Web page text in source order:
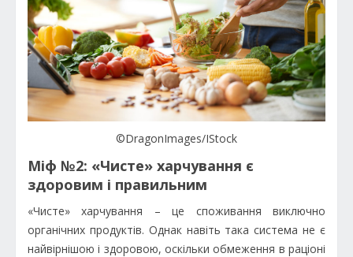
©DragonImages/IStock
Міф №2: «Чисте» харчування є
здоровим і правильним
«Чисте» харчування – це споживання виключно
органічних продуктів. Однак навіть така система не є
найвірнішою і здоровою, оскільки обмеження в раціоні